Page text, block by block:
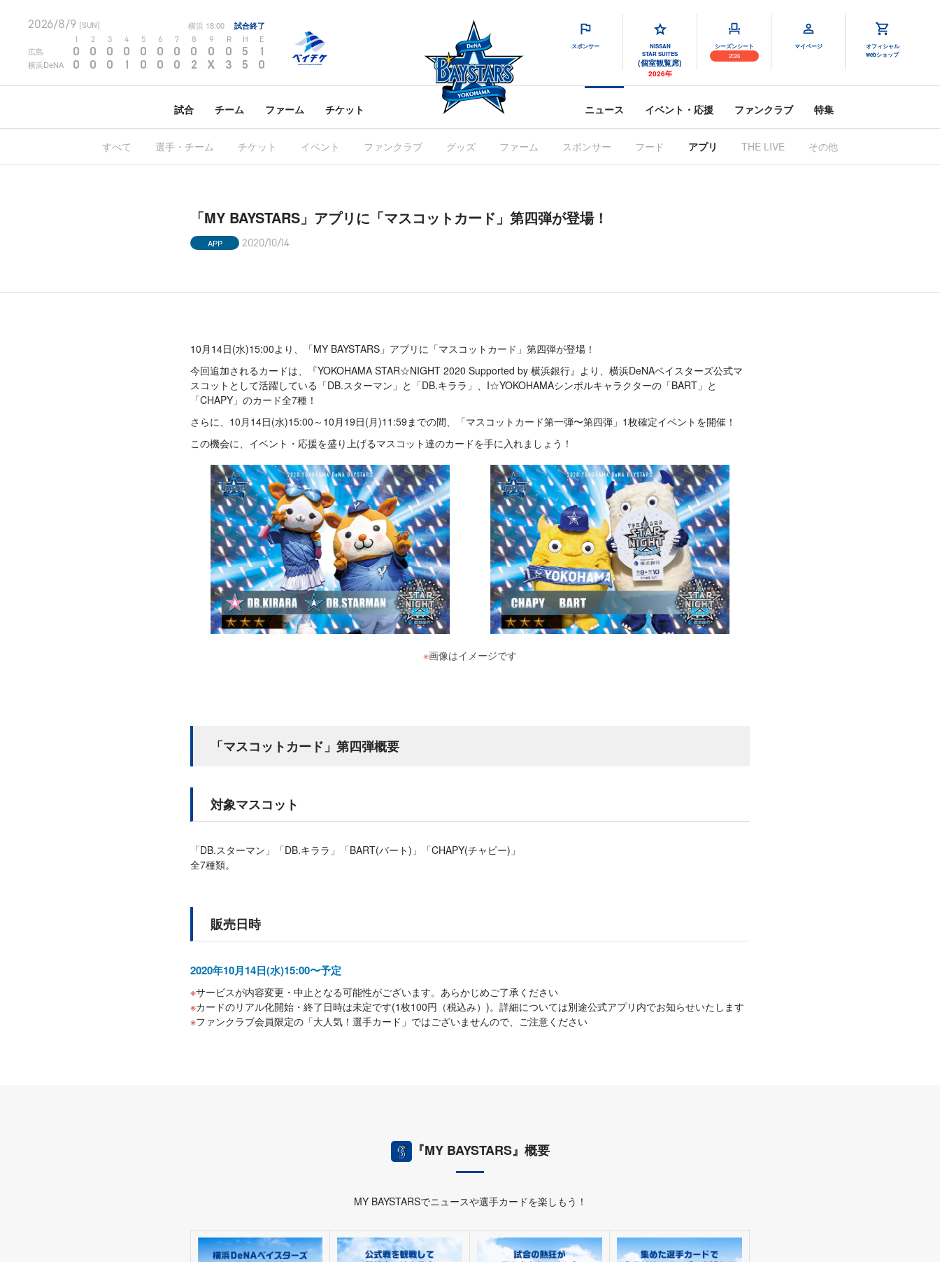
2026/8/9 [SUN] 横浜 18:00 試合終了
2 3 4 5 6 7 8 9 R H E
広島 0 0 0 0 0 0 0 0 0 0 5 1
横浜DeNA 0 0 0 1 0 0 0 2 X 3 5 0
スポンサー
NISSAN
STAR SUITES
(個室観覧席)
2026年
シーズンシート
2026
マイページ
オフィシャル
webショップ
試合 チーム ファーム チケット ニュース イベント・応援 ファンクラブ 特集
すべて 選手・チーム チケット イベント ファンクラブ グッズ ファーム スポンサー フード アプリ THE LIVE その他
「MY BAYSTARS」アプリに「マスコットカード」第四弾が登場！
APP 2020/10/14
10月14日(水)15:00より、「MY BAYSTARS」アプリに「マスコットカード」第四弾が登場！
今回追加されるカードは、『YOKOHAMA STAR☆NIGHT 2020 Supported by 横浜銀行』より、横浜DeNAベイスターズ公式マ
スコットとして活躍している「DB.スターマン」と「DB.キララ」、I☆YOKOHAMAシンボルキャラクターの「BART」と
「CHAPY」のカード全7種！
さらに、10月14日(水)15:00～10月19日(月)11:59までの間、「マスコットカード第一弾〜第四弾」1枚確定イベントを開催！
この機会に、イベント・応援を盛り上げるマスコット達のカードを手に入れましょう！
※画像はイメージです
「マスコットカード」第四弾概要
対象マスコット
「DB.スターマン」「DB.キララ」「BART(バート)」「CHAPY(チャピー)」
全7種類。
販売日時
2020年10月14日(水)15:00〜予定
サービスが内容変更・中止となる可能性がございます。あらかじめご了承ください
カードのリアル化開始・終了日時は未定です(1枚100円（税込み）)。詳細については別途公式アプリ内でお知らせいたします
ファンクラブ会員限定の「大人気！選手カード」ではございませんので、ご注意ください
『MY BAYSTARS』概要
MY BAYSTARSでニュースや選手カードを楽しもう！